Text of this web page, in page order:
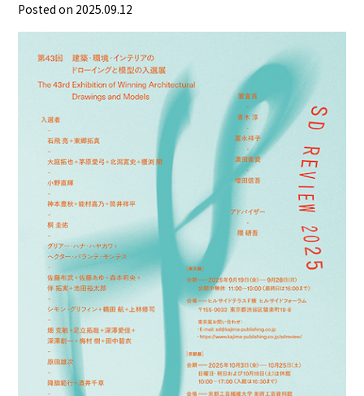
Posted on 2025.09.12